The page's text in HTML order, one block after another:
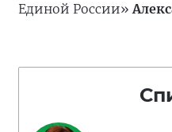
Единой России»